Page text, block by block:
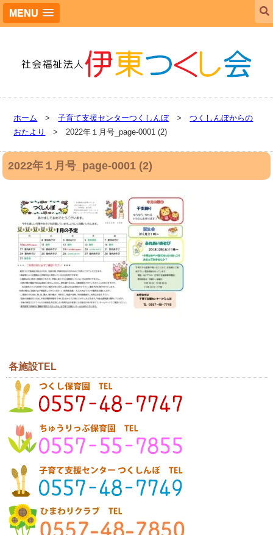
MENU
ホーム >子育て支援センターつくしんぼ>つくしんぼからの
おたより
> 2022年１月号_page-0001 (2)
2022年１月号_page-0001 (2)
各施設TEL